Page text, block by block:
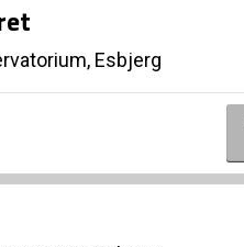
Esbjerg